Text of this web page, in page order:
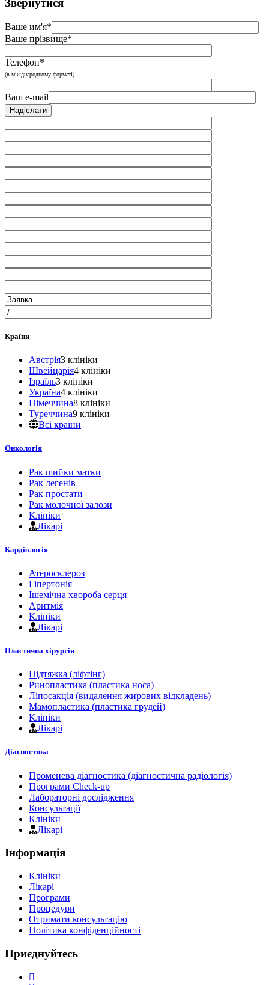
Звернутися
Ваше им'я*
Ваше прізвище*
Телефон*
(в міжднародному форматі)
Ваш e-mail
Країни
Австрія3 клініки
Швейцарія4 клініки
Ізраїль3 клініки
Україна4 клініки
Німеччина8 клініки
Туреччина9 клініки
Всі країни
Онкологія
Рак шийки матки
Рак легенів
Рак простати
Рак молочної залози
Клініки
Лікарі
Кардіологія
Атеросклероз
Гіпертонія
Ішемічна хвороба серця
Аритмія
Клініки
Лікарі
Пластична хірургія
Підтяжка (ліфтінг)
Ринопластика (пластика носа)
Ліпосакція (видалення жирових відкладень)
Мамопластика (пластика грудей)
Клініки
Лікарі
Діагностика
Променева діагностика (діагностична радіологія)
Програми Check-up
Лабораторні дослідження
Консультації
Клініки
Лікарі
Інформація
Клініки
Лікарі
Програми
Процедури
Отримати консультацію
Політика конфіденційності
Приєднуйтесь